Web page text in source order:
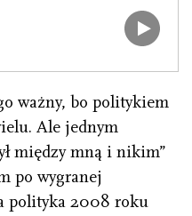
ważny, bo politykiem
Ale jednym
między mną i nikim”
po wygranej
polityka 2008 roku